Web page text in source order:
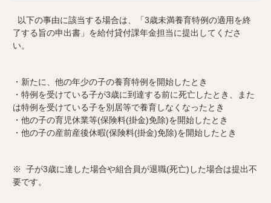
以下の事由に該当する場合は、「3歳未満養育特例の適用を終
了する旨の申出書」を給付貸付課年金担当に提出してくださ
い。
・新たに、他の年少の子の養育特例を開始したとき
・特例を受けている子が3歳に到達する前に死亡したとき、また
は特例を受けている子を別居等で養育しなくなったとき
・他の子の育児休業等(保険料(掛金)免除)を開始したとき
・他の子の産前産後休暇(保険料(掛金)免除)を開始したとき
※ 子が3歳に達した場合や組合員が退職(死亡)した場合は提出不
要です。